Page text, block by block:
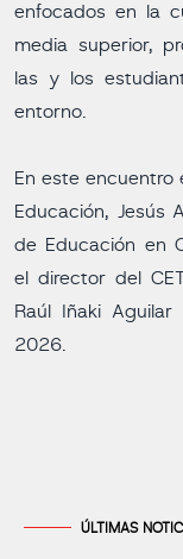
enfocados en la
media superior,
las y los
entorno.
En este
Educación, Jesús
de Educación en
el director del
Raúl Iñaki
2026.
ÚLTIMAS